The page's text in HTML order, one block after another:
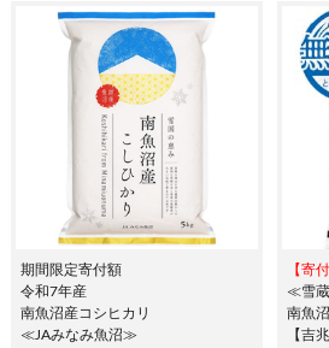
期間限定寄付額
令和7年産
南魚沼産コシヒカリ
≪JAみなみ魚沼≫
【寄
≪雪
南魚
【吉